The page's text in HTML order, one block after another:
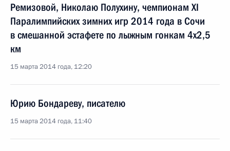
Ремизовой, Николаю Полухину, чемпионам XI
Паралимпийских зимних игр 2014 года в Сочи
в смешанной эстафете по лыжным гонкам 4х2,5
км
15 марта 2014 года, 12:20
Юрию Бондареву, писателю
15 марта 2014 года, 11:40